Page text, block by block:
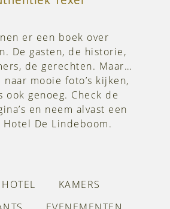
er een boek over
De gasten, de historie,
de gerechten. Maar…
naar mooie foto’s kijken,
ook genoeg. Check de
en neem alvast een
De Lindeboom.
HOTEL
KAMERS